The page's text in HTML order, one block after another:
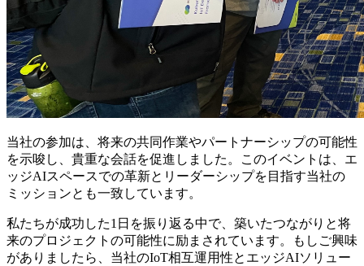
当社の参加は、将来の共同作業やパートナーシップの可能性
を示唆し、貴重な会話を促進しました。このイベントは、エ
ッジAIスペースでの革新とリーダーシップを目指す当社の
ミッションとも一致しています。
私たちが成功した1日を振り返る中で、築いたつながりと将
来のプロジェクトの可能性に励まされています。もしご興味
がありましたら、当社のIoT相互運用性とエッジAIソリュー